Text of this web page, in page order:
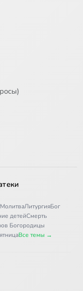
МолитваЛитургияБог
детейСмерть
Богородицы
Все темы →